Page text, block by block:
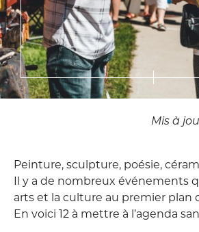
Mis à
Peinture, sculpture, poésie,
Il y a de nombreux événements
arts et la culture au premier plan
En voici 12 à mettre à l’agenda